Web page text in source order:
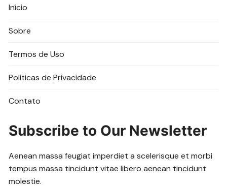
Início
Sobre
Termos de Uso
Politicas de Privacidade
Contato
Subscribe to Our Newsletter
Aenean massa feugiat imperdiet a scelerisque et morbi
tempus massa tincidunt vitae libero aenean tincidunt
molestie.